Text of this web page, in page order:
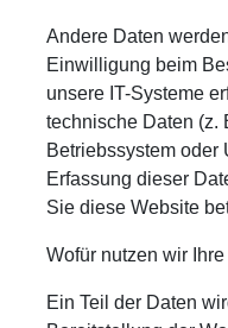
Andere Daten
Einwilligung beim
unsere IT-Systeme
technische Daten (z.
Betriebssystem oder
Erfassung dieser
Sie diese Website
Wofür nutzen wir
Ein Teil der Daten